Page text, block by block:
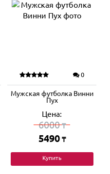
0
Мужская футболка Винни
Пух
Цена:
6000₸
5490 ₸
Купить